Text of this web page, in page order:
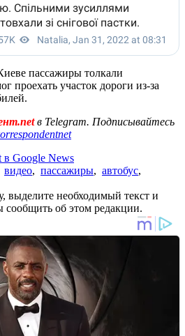
пассажиры толкали
проехать участок дороги из-за
в Telegram. Подписывайтесь
в Google News
видео, пассажиры, автобус,
выделите необходимый текст и
об этом редакции.